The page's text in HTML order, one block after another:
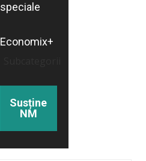
speciale
Economix+
Susține
NM